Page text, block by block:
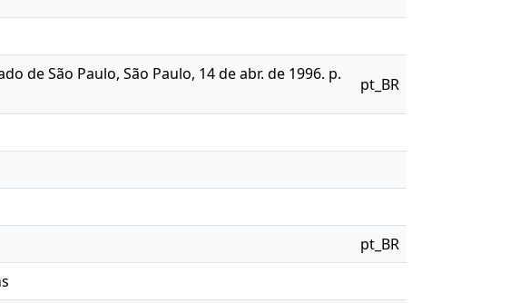
de São Paulo, São Paulo, 14 de abr. de 1996. p.
pt_BR
pt_BR